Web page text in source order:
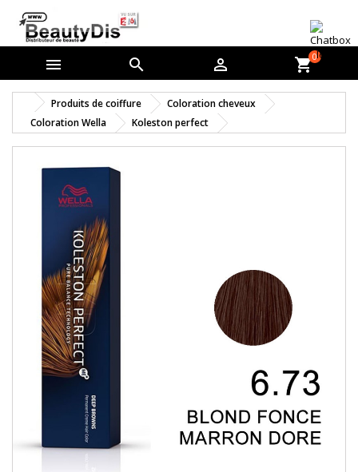
   shopping_cart0
Produits de coiffure
Coloration cheveux
Coloration Wella
Koleston perfect